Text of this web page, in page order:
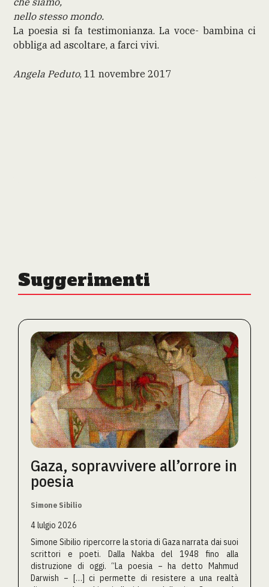
nello stesso mondo.
La poesia si fa testimonianza. La voce- bambina ci
obbliga ad ascoltare, a farci vivi.
Angela Peduto, 11 novembre 2017
Suggerimenti
Gaza, sopravvivere all’orrore in
poesia
Simone Sibilio
4 lulgio 2026
Simone Sibilio ripercorre la storia di Gaza narrata dai suoi
scrittori e poeti. Dalla Nakba del 1948 fino alla
distruzione di oggi. “La poesia – ha detto Mahmud
Darwish – […] ci permette di resistere a una realtà